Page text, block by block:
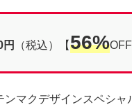
（税込）【56%OFF
マクデザインスペシャ